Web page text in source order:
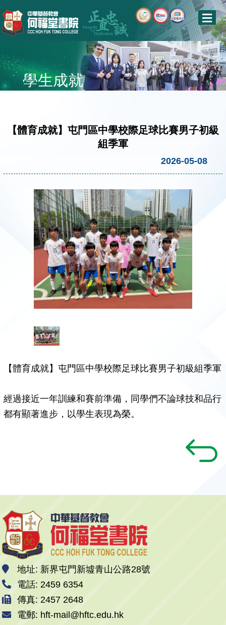
學生成就
【體育成就】屯門區中學校際足球比賽男子初級
組季軍
2026-05-08
【體育成就】屯門區中學校際足球比賽男子初級組季軍
經過接近一年訓練和賽前準備，同學們不論球技和品行
都有顯著進步，以學生表現為榮。
地址: 新界屯門新墟青山公路28號
電話: 2459 6354
傳真: 2457 2648
電郵: hft-mail@hftc.edu.hk